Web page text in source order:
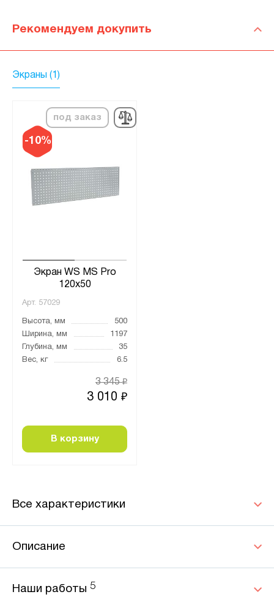
Рекомендуем докупить
Экраны (1)
-10%
под заказ
Экран WS MS Pro
120x50
Арт. 57029
Высота, мм
500
Ширина, мм
1197
Глубина, мм
35
Вес, кг
6.5
3 010 ₽
3 345₽
В корзину
Все характеристики
Описание
Наши работы 5